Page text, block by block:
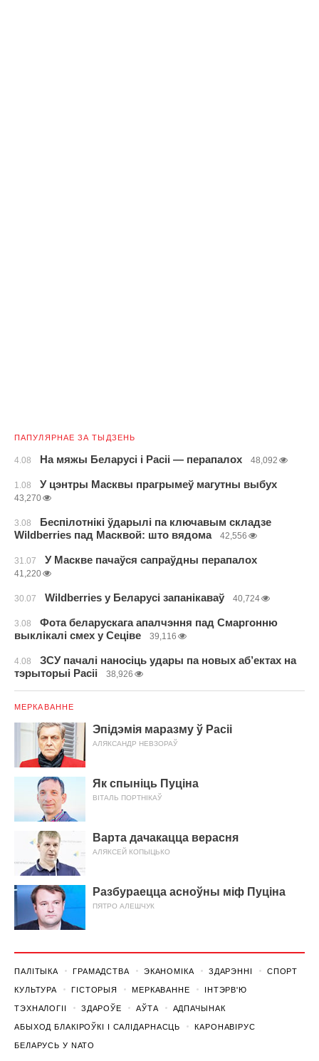
ПАПУЛЯРНАЕ ЗА ТЫДЗЕНЬ
4.08 На мяжы Беларусі і Расіі — перапалох 48,092
1.08 У цэнтры Масквы прагрымеў магутны выбух
43,270
3.08
Беспілотнікі ўдарылі па ключавым складзе
Wildberries пад Масквой: што вядома
42,556
31.07 У Маскве пачаўся сапраўдны перапалох
41,220
30.07 Wildberries у Беларусі запанікаваў 40,724
3.08
Фота беларускага апалчэння пад Смаргонню
выклікалі смех у Сеціве
39,116
4.08
ЗСУ пачалі наносіць удары па новых аб’ектах на
тэрыторыі Расіі
38,926
МЕРКАВАННЕ
Эпідэмія маразму ў Расіі
АЛЯКСАНДР НЕВЗОРАЎ
Як спыніць Пуціна
ВІТАЛЬ ПОРТНІКАЎ
Варта дачакацца верасня
АЛЯКСЕЙ КОПЫЦЬКО
Разбураецца асноўны міф Пуціна
ПЯТРО АЛЕШЧУК
ПАЛІТЫКА ГРАМАДСТВА ЭКАНОМІКА ЗДАРЭННI СПОРТ
КУЛЬТУРА ГІСТОРЫЯ МЕРКАВАННЕ ІНТЭРВ'Ю
ТЭХНАЛОГІІ ЗДАРОЎЕ АЎТА АДПАЧЫНАК
АБЫХОД БЛАКІРОЎКІ І САЛІДАРНАСЦЬ КАРОНАВІРУС
БЕЛАРУСЬ У NATO